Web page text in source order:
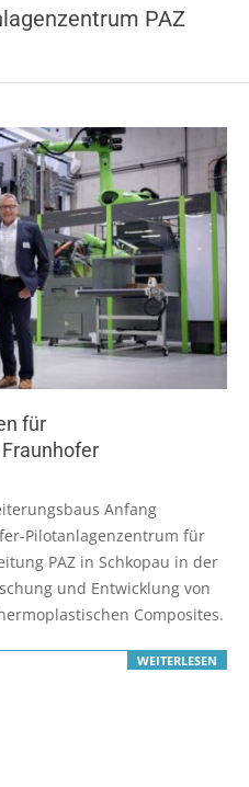
PAZ
für
Anfang
Pilotanlagenzentrum für
PAZ in Schkopau in der
und Entwicklung von
Composites.
WEITERLESEN